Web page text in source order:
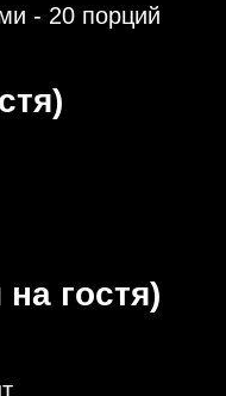
- 20 порций
гостя)